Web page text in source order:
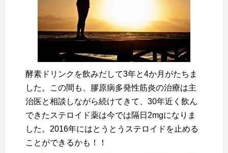
酵素ドリンクを飲みだして3年と4か月がたちま
した。この間も、膠原病多発性筋炎の治療は主
治医と相談しながら続けてきて、30年近く飲ん
できたステロイド薬は今では隔日2mgになりま
した。2016年にはとうとうステロイドを止める
ことができるかも！！